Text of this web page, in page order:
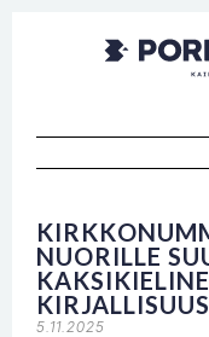
Kaikille sopiva, sinulle
NUORILLE
5.11.2025